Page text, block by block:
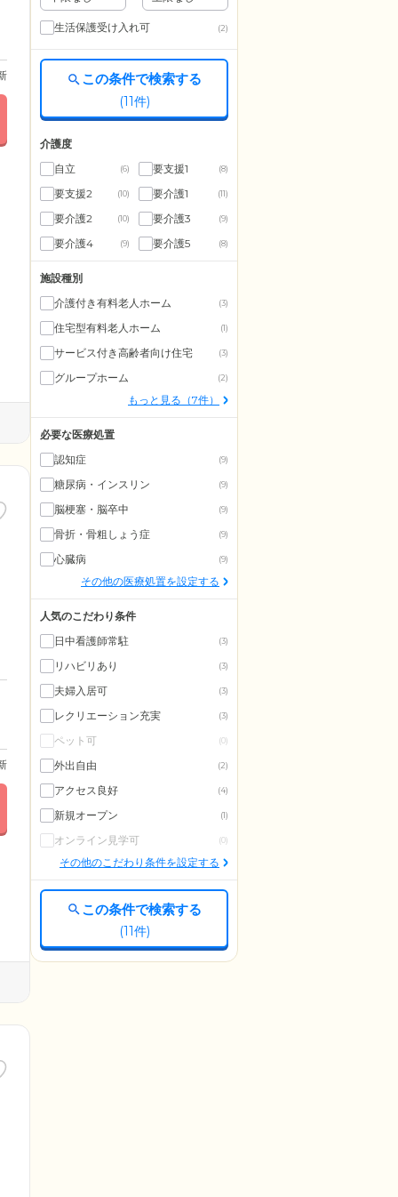
生活保護受け入れ可 (2)
この条件で検索する
(11件)
介護度
自立
(6) 要支援1 (8)
要支援2 (10) 要介護1 (11)
要介護2 (10) 要介護3 (9)
要介護4 (9) 要介護5 (8)
施設種別
介護付き有料老人ホーム
(3)
住宅型有料老人ホーム (1)
サービス付き高齢者向け住宅 (3)
グループホーム (2)
もっと見る（7件）
必要な医療処置
認知症
(9)
糖尿病・インスリン (9)
脳梗塞・脳卒中 (9)
骨折・骨粗しょう症 (9)
心臓病 (9)
その他の医療処置を設定する
人気のこだわり条件
日中看護師常駐
(3)
リハビリあり (3)
夫婦入居可 (3)
レクリエーション充実 (3)
ペット可 (0)
外出自由 (2)
アクセス良好 (4)
新規オープン (1)
オンライン見学可 (0)
その他のこだわり条件を設定する
この条件で検索する
(11件)